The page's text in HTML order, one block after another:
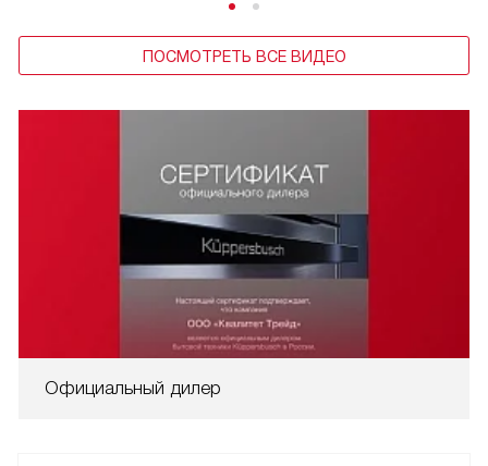
ПОСМОТРЕТЬ ВСЕ ВИДЕО
Официальный дилер